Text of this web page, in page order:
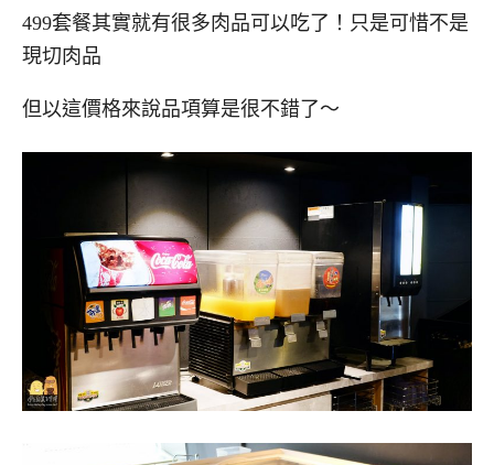
499套餐其實就有很多肉品可以吃了！只是可惜不是
現切肉品
但以這價格來說品項算是很不錯了～